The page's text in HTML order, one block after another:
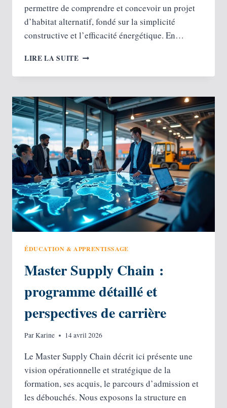
permettre de comprendre et concevoir un projet
d’habitat alternatif, fondé sur la simplicité
constructive et l’efficacité énergétique. En…
LIRE LA SUITE ARCHILIBRE
UNE
D’HABITAT
ÉCOLOGIQUE
EN
DÔMES
ET
ZÔMES
POUR
CONCEVOIR
ET
RÉALISER
SON
PROJET
ÉDUCATION & APPRENTISSAGE
Master Supply Chain :
programme détaillé et
perspectives de carrière
ParKarine 14 avril 2026
Le Master Supply Chain décrit ici présente une
vision opérationnelle et stratégique de la
formation, ses acquis, le parcours d’admission et
les débouchés. Nous exposons la structure en